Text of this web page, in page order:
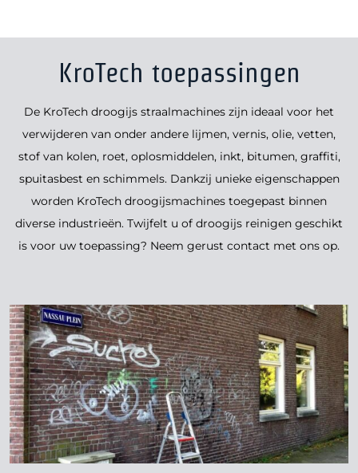
KroTech toepassingen
De KroTech droogijs straalmachines zijn ideaal voor het
verwijderen van onder andere lijmen, vernis, olie, vetten,
stof van kolen, roet, oplosmiddelen, inkt, bitumen, graffiti,
spuitasbest en schimmels. Dankzij unieke eigenschappen
worden KroTech droogijsmachines toegepast binnen
diverse industrieën. Twijfelt u of droogijs reinigen geschikt
is voor uw toepassing? Neem gerust contact met ons op.